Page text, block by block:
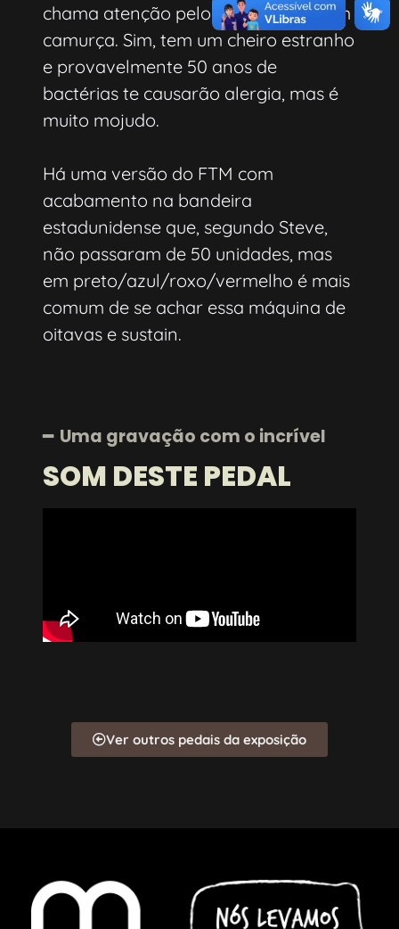
chama atenção pelo acabamento em
camurça. Sim, tem um cheiro estranho
e provavelmente 50 anos de
bactérias te causarão alergia, mas é
muito mojudo.
Há uma versão do FTM com
acabamento na bandeira
estadunidense que, segundo Steve,
não passaram de 50 unidades, mas
em preto/azul/roxo/vermelho é mais
comum de se achar essa máquina de
oitavas e sustain.
━ Uma gravação com o incrível
SOM DESTE PEDAL
Ver outros pedais da exposição